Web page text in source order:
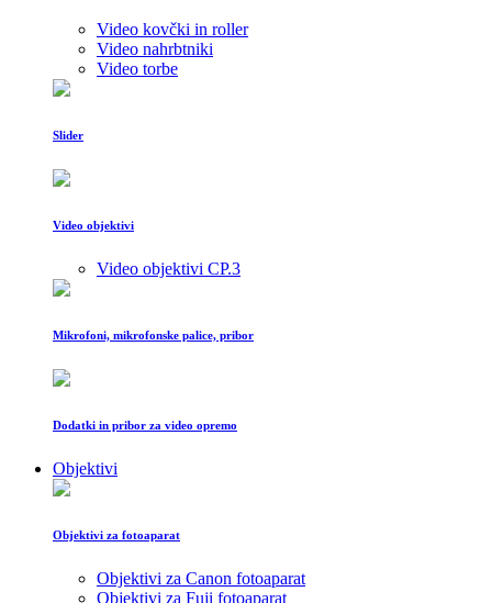
Video kovčki in roller
Video nahrbtniki
Video torbe
Slider
Video objektivi
Video objektivi CP.3
Mikrofoni, mikrofonske palice, pribor
Dodatki in pribor za video opremo
Objektivi
Objektivi za fotoaparat
Objektivi za Canon fotoaparat
Objektivi za Fuji fotoaparat